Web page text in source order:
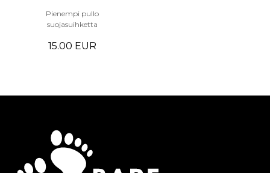
Pienempi pullo
suojasuihketta
15.00 EUR